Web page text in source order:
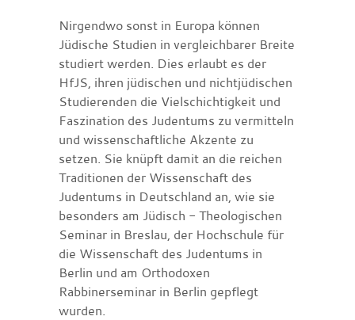
Nirgendwo sonst in Europa können
Jüdische Studien in vergleichbarer Breite
studiert werden. Dies erlaubt es der
HfJS, ihren jüdischen und nichtjüdischen
Studierenden die Vielschichtigkeit und
Faszination des Judentums zu vermitteln
und wissenschaftliche Akzente zu
setzen. Sie knüpft damit an die reichen
Traditionen der Wissenschaft des
Judentums in Deutschland an, wie sie
besonders am Jüdisch - Theologischen
Seminar in Breslau, der Hochschule für
die Wissenschaft des Judentums in
Berlin und am Orthodoxen
Rabbinerseminar in Berlin gepflegt
wurden.